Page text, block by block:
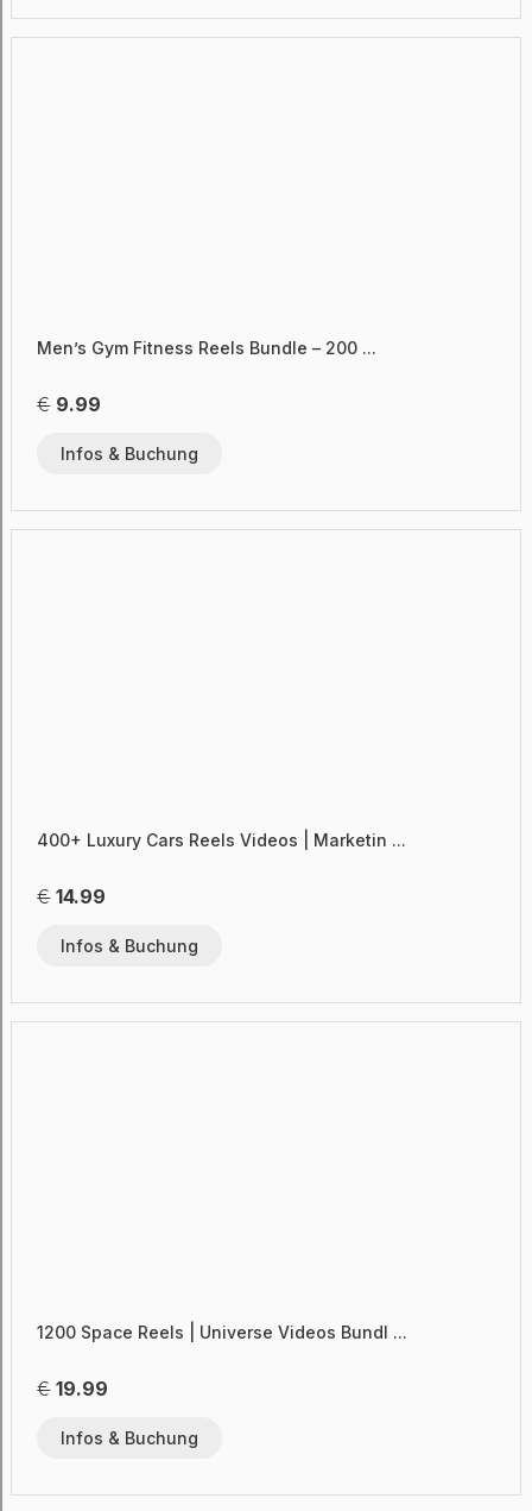
Men’s Gym Fitness Reels Bundle – 200 ...
€ 9.99
Infos & Buchung
400+ Luxury Cars Reels Videos | Marketin ...
€ 14.99
Infos & Buchung
1200 Space Reels | Universe Videos Bundl ...
€ 19.99
Infos & Buchung